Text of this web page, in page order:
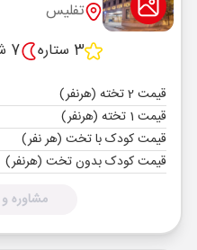
تفلیس
3 ستاره
7 شب
قیمت 2 تخته (هرنفر)
قیمت 1 تخته (هرنفر)
قیمت کودک با تخت (هر نفر)
قیمت کودک بدون تخت (هرنفر)
مشاوره و